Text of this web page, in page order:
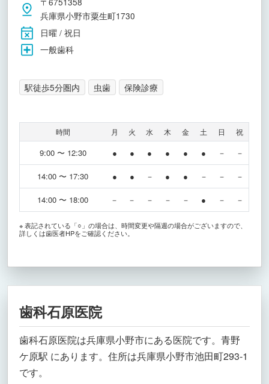
兵庫県小野市粟生町1730
日曜 / 祝日
一般歯科
駅徒歩5分圏内 虫歯 保険診療
時間 月 火 水 木 金 土 日 祝
9:00 〜 12:30 ● ● ● ● ● ● － －
14:00 〜 17:30 ● ● － ● ● － － －
14:00 〜 18:00 － － － － － ● － －
※ 表記されている「○」の場合は、時間変更や隔週の場合がございますので、
詳しくは歯医者HPをご確認ください。
歯科石原医院
歯科石原医院は兵庫県小野市にある医院です。青野
ケ原駅 にあります。住所は兵庫県小野市池田町293-1
です。